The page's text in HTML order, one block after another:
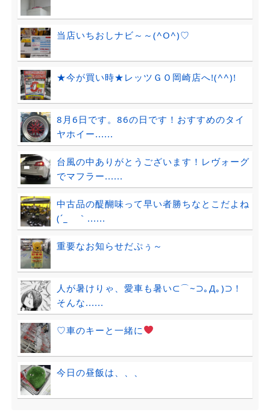
当店いちおしナビ～～(^O^)♡
★今が買い時★レッツＧＯ岡崎店へ!(^^)!
8月6日です。86の日です！おすすめのタイ
ヤホイー......
台風の中ありがとうございます！レヴォーグ
でマフラー......
中古品の醍醐味って早い者勝ちなとこだよね
(´_ゝ｀......
重要なお知らせだぷぅ～
人が暑けりゃ、愛車も暑い⊂⌒~⊃｡Д｡)⊃！
そんな......
♡車のキーと一緒に
今日の昼飯は、、、